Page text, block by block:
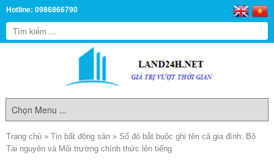
Hotline: 0986866790
Trang chủ » Tin bất động sản » Sổ đỏ bắt buộc ghi tên cả gia đình: Bộ
Tài nguyên và Môi trường chính thức lên tiếng